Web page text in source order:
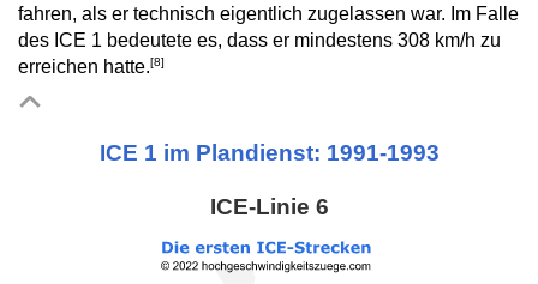
fahren, als er technisch eigentlich zugelassen war. Im Falle
des ICE 1 bedeutete es, dass er mindestens 308 km/h zu
erreichen hatte.[8]
ICE 1 im Plandienst: 1991-1993
ICE-Linie 6